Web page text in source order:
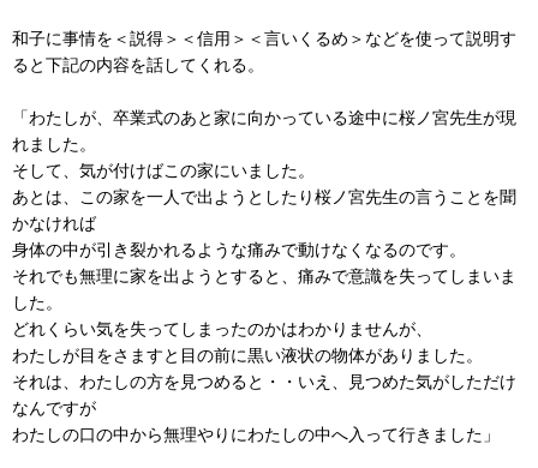
和子に事情を＜説得＞＜信用＞＜言いくるめ＞などを使って説明す
ると下記の内容を話してくれる。
「わたしが、卒業式のあと家に向かっている途中に桜ノ宮先生が現
れました。
そして、気が付けばこの家にいました。
あとは、この家を一人で出ようとしたり桜ノ宮先生の言うことを聞
かなければ
身体の中が引き裂かれるような痛みで動けなくなるのです。
それでも無理に家を出ようとすると、痛みで意識を失ってしまいま
した。
どれくらい気を失ってしまったのかはわかりませんが、
わたしが目をさますと目の前に黒い液状の物体がありました。
それは、わたしの方を見つめると・・いえ、見つめた気がしただけ
なんですが
わたしの口の中から無理やりにわたしの中へ入って行きました」